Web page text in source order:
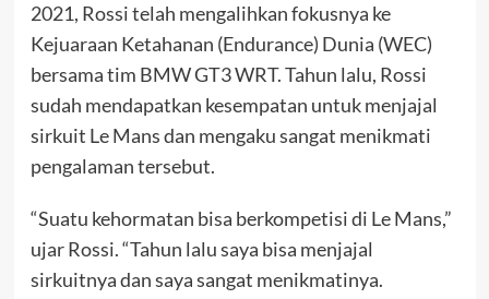
2021, Rossi telah mengalihkan fokusnya ke
Kejuaraan Ketahanan (Endurance) Dunia (WEC)
bersama tim BMW GT3 WRT. Tahun lalu, Rossi
sudah mendapatkan kesempatan untuk menjajal
sirkuit Le Mans dan mengaku sangat menikmati
pengalaman tersebut.
“Suatu kehormatan bisa berkompetisi di Le Mans,”
ujar Rossi. “Tahun lalu saya bisa menjajal
sirkuitnya dan saya sangat menikmatinya.